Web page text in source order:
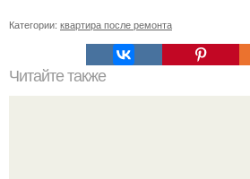
Категории: квартира после ремонта
Читайте также